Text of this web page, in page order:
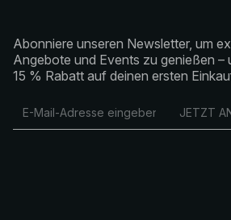
Abonniere unseren Newsletter, um
Angebote und Events zu genießen –
15 % Rabatt auf deinen ersten
JETZT